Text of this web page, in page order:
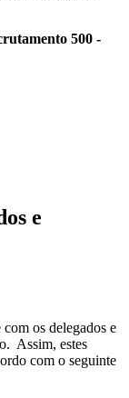
500 -
e
os delegados e
Assim, estes
com o seguinte